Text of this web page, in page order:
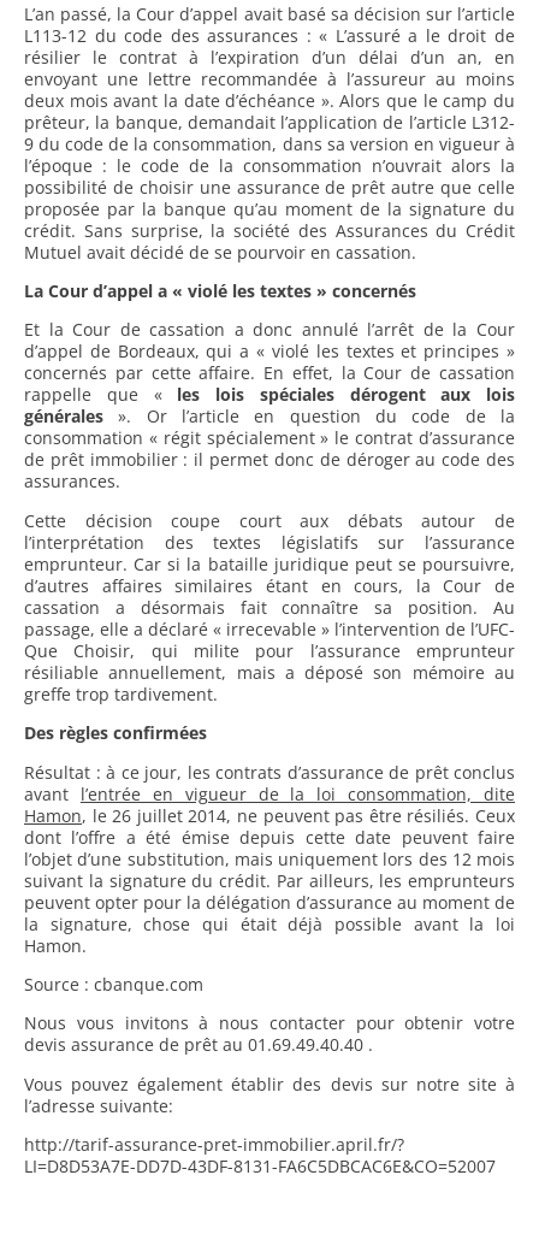
L’an passé, la Cour d’appel avait basé sa décision sur l’article
L113-12 du code des assurances : « L’assuré a le droit de
résilier le contrat à l’expiration d’un délai d’un an, en
envoyant une lettre recommandée à l’assureur au moins
deux mois avant la date d’échéance ». Alors que le camp du
prêteur, la banque, demandait l’application de l’article L312-
9 du code de la consommation, dans sa version en vigueur à
l’époque : le code de la consommation n’ouvrait alors la
possibilité de choisir une assurance de prêt autre que celle
proposée par la banque qu’au moment de la signature du
crédit. Sans surprise, la société des Assurances du Crédit
Mutuel avait décidé de se pourvoir en cassation.
La Cour d’appel a « violé les textes » concernés
Et la Cour de cassation a donc annulé l’arrêt de la Cour
d’appel de Bordeaux, qui a « violé les textes et principes »
concernés par cette affaire. En effet, la Cour de cassation
rappelle que « les lois spéciales dérogent aux lois
générales». Or l’article en question du code de la
consommation « régit spécialement » le contrat d’assurance
de prêt immobilier : il permet donc de déroger au code des
assurances.
Cette décision coupe court aux débats autour de
l’interprétation des textes législatifs sur l’assurance
emprunteur. Car si la bataille juridique peut se poursuivre,
d’autres affaires similaires étant en cours, la Cour de
cassation a désormais fait connaître sa position. Au
passage, elle a déclaré « irrecevable » l’intervention de l’UFC-
Que Choisir, qui milite pour l’assurance emprunteur
résiliable annuellement, mais a déposé son mémoire au
greffe trop tardivement.
Des règles confirmées
Résultat : à ce jour, les contrats d’assurance de prêt conclus
avant l’entrée en vigueur de la loi consommation, dite
Hamon, le 26 juillet 2014, ne peuvent pas être résiliés. Ceux
dont l’offre a été émise depuis cette date peuvent faire
l’objet d’une substitution, mais uniquement lors des 12 mois
suivant la signature du crédit. Par ailleurs, les emprunteurs
peuvent opter pour la délégation d’assurance au moment de
la signature, chose qui était déjà possible avant la loi
Hamon.
Source : cbanque.com
Nous vous invitons à nous contacter pour obtenir votre
devis assurance de prêt au 01.69.49.40.40 .
Vous pouvez également établir des devis sur notre site à
l’adresse suivante:
http://tarif-assurance-pret-immobilier.april.fr/?
LI=D8D53A7E-DD7D-43DF-8131-FA6C5DBCAC6E&CO=52007